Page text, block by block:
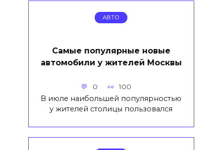
АВТО
Самые популярные новые
автомобили у жителей Москвы
0 100
В июле наибольшей популярностью
у жителей столицы пользовался